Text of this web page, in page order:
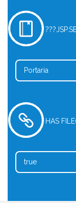
Portaria
HAS
true